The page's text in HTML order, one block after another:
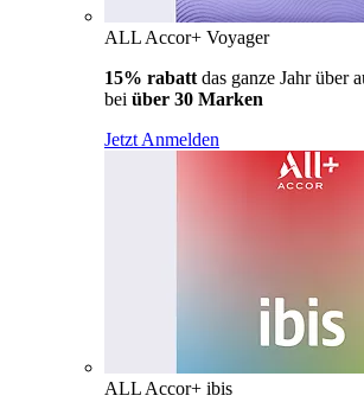
ALL Accor+ Voyager
15% rabatt das ganze Jahr über
bei über 30 Marken
Jetzt Anmelden
ALL Accor+ ibis